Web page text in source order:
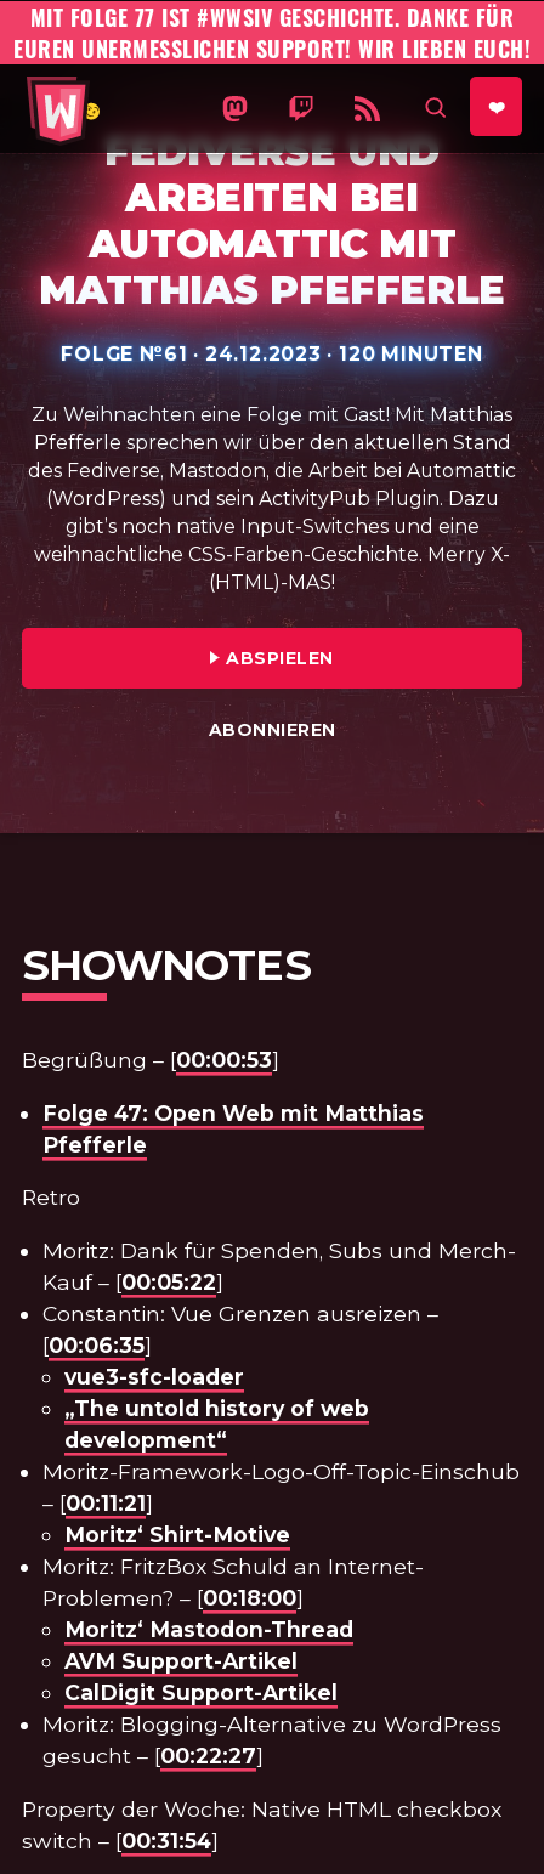
MIT FOLGE 77 IST #WWSIV GESCHICHTE. DANKE FÜR
EUREN UNERMESSLICHEN SUPPORT! WIR LIEBEN EUCH!
#WWSIV Homepage
WO WIR SIND IST VORNE AUF
WO WIR SIND IST VORNE
WO WIR SIND IST
AUF❤️
FEDIVERSE UND
ARBEITEN BEI
AUTOMATTIC MIT
MATTHIAS PFEFFERLE
FOLGE №61 · VERÖFFENTLICHT AM:
24.12.2023 ·SPIELZEIT:
120 MINUTEN
Zu Weihnachten eine Folge mit Gast! Mit Matthias
Pfefferle sprechen wir über den aktuellen Stand
des Fediverse, Mastodon, die Arbeit bei Automattic
(WordPress) und sein ActivityPub Plugin. Dazu
gibt’s noch native Input-Switches und eine
weihnachtliche CSS-Farben-Geschichte. Merry X-
(HTML)-MAS!
FOLGE №61 · VERÖFFENTLICHT
ABSPIELEN
ABONNIEREN
SHOWNOTES
Begrüßung – [00:00:53]
Folge 47: Open Web mit Matthias
Pfefferle
Retro
Moritz: Dank für Spenden, Subs und Merch-
Kauf – [00:05:22]
Constantin: Vue Grenzen ausreizen –
[00:06:35]
vue3-sfc-loader
„The untold history of web
development“
Moritz-Framework-Logo-Off-Topic-Einschub
– [00:11:21]
Moritz‘ Shirt-Motive
Moritz: FritzBox Schuld an Internet-
Problemen? – [00:18:00]
Moritz‘ Mastodon-Thread
AVM Support-Artikel
CalDigit Support-Artikel
Moritz: Blogging-Alternative zu WordPress
gesucht – [00:22:27]
Property der Woche: Native HTML checkbox
switch – [00:31:54]